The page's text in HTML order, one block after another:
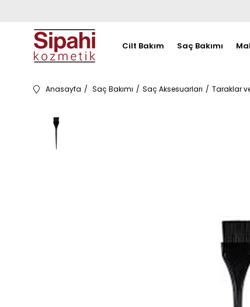
Cilt Bakım Saç Bakımı
Anasayfa Saç Bakımı Saç Aksesuarları Taraklar